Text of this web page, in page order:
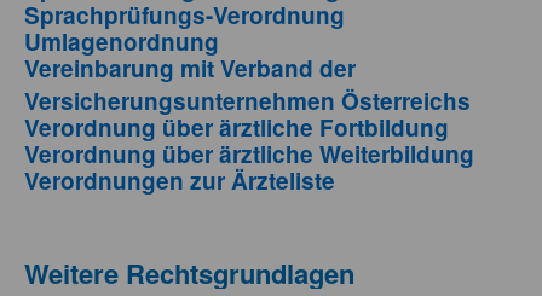
Sprachprüfungs-Verordnung
Umlagenordnung
Vereinbarung mit Verband der
Versicherungsunternehmen Österreichs
Verordnung über ärztliche Fortbildung
Verordnung über ärztliche Weiterbildung
Verordnungen zur Ärzteliste
Weitere Rechtsgrundlagen